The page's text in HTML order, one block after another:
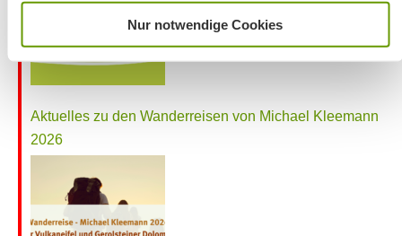
Nur notwendige Cookies
Aktuelles zu den Wanderreisen von Michael Kleemann
2026